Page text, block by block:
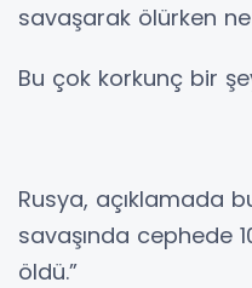
savaşarak ölürken
Bu çok korkunç bir
Rusya, açıklamada
savaşında cephede
öldü.”